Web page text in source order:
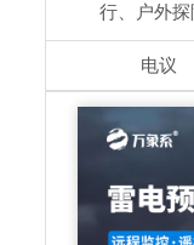
行、户外
电议